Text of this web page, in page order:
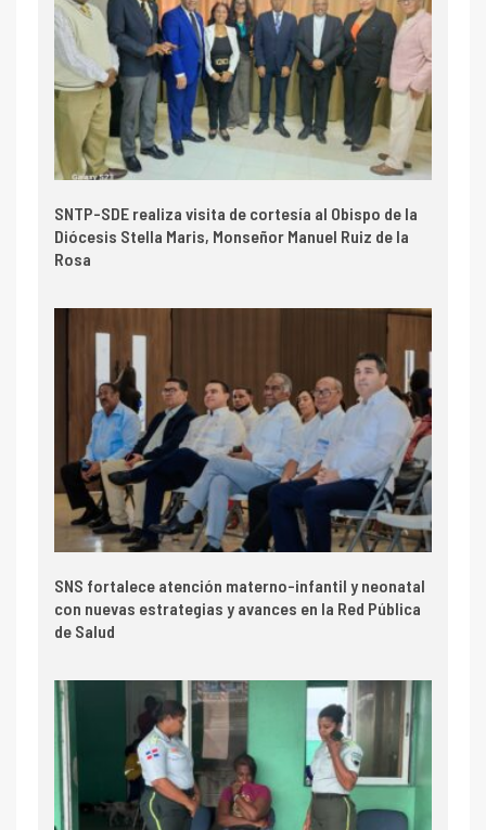
SNTP-SDE realiza visita de cortesía al Obispo de la
Diócesis Stella Maris, Monseñor Manuel Ruiz de la
Rosa
SNS fortalece atención materno-infantil y neonatal
con nuevas estrategias y avances en la Red Pública
de Salud